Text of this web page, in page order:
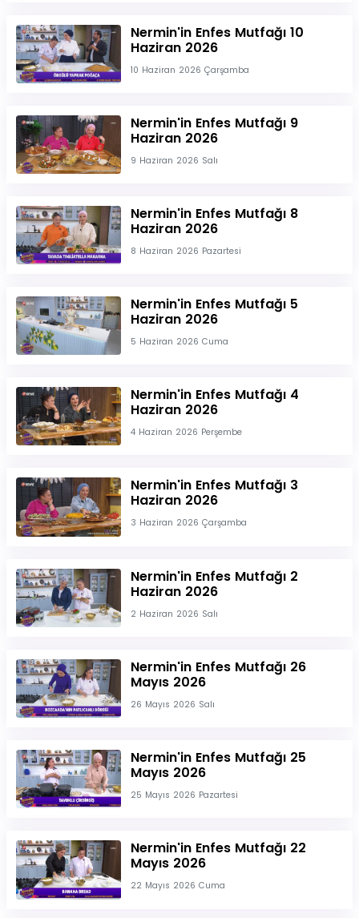
Nermin'in Enfes Mutfağı 10
Haziran 2026
10 Haziran 2026 Çarşamba
Nermin'in Enfes Mutfağı 9
Haziran 2026
9 Haziran 2026 Salı
Nermin'in Enfes Mutfağı 8
Haziran 2026
8 Haziran 2026 Pazartesi
Nermin'in Enfes Mutfağı 5
Haziran 2026
5 Haziran 2026 Cuma
Nermin'in Enfes Mutfağı 4
Haziran 2026
4 Haziran 2026 Perşembe
Nermin'in Enfes Mutfağı 3
Haziran 2026
3 Haziran 2026 Çarşamba
Nermin'in Enfes Mutfağı 2
Haziran 2026
2 Haziran 2026 Salı
Nermin'in Enfes Mutfağı 26
Mayıs 2026
26 Mayıs 2026 Salı
Nermin'in Enfes Mutfağı 25
Mayıs 2026
25 Mayıs 2026 Pazartesi
Nermin'in Enfes Mutfağı 22
Mayıs 2026
22 Mayıs 2026 Cuma